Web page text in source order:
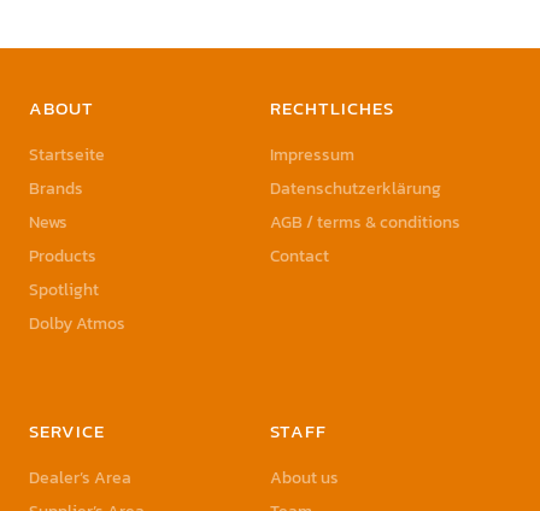
ABOUT
Startseite
Brands
News
Products
Spotlight
Dolby Atmos
RECHTLICHES
Impressum
Datenschutzerklärung
AGB / terms & conditions
Contact
SERVICE
Dealer’s Area
STAFF
About us